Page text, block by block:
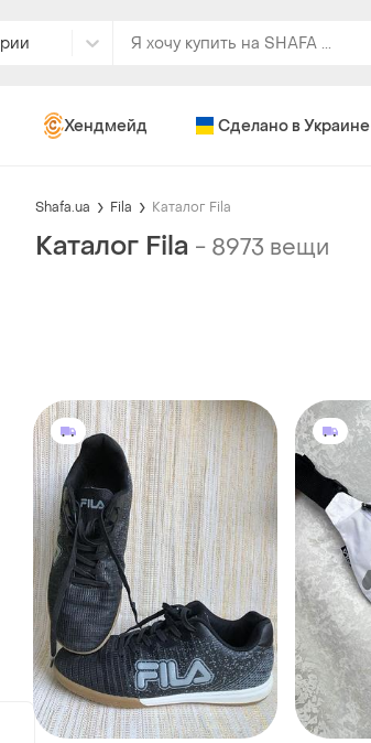
Хендмейд Сделано в Украине
Shafa.ua Fila Каталог Fila
Каталог Fila - 8973 вещи